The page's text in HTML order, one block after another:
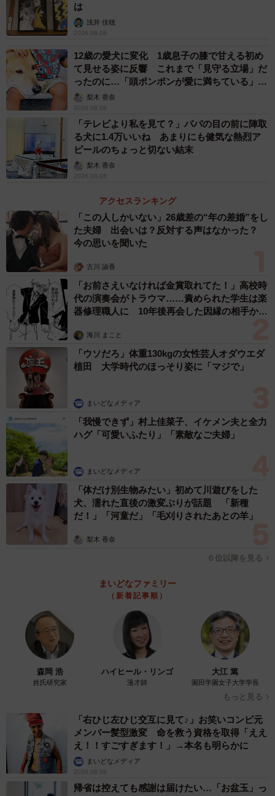
は
浅井 佳穂
2026.08.08
12歳の愛犬に変化 1歳息子の膝で甘える初め
て見せる姿に反響 これまで「見守る立場」だ
ったのに…「頭ポンポンが愛に満ちている」
「尊…」
梨木 香奈
2026.08.08
「テレビより私を見て？」パパの目の前に陣取
る犬に1.4万いいね あまりにも健気な熱烈ア
ピールのちょっと切ない結末
梨木 香奈
2026.08.08
アクセスランキング
「この人しかいない」26歳差の“年の差婚”をし
た夫婦 出会いは？反対する声はなかった？
今の思いを聞いた
古川 諭香
「お前さえいなければ金賞取れてた！」高校時
代の演奏会がトラウマ……責められた学生は楽
器修理職人に 10年後再会した因縁の相手から
海川 まこと
「ウソだろ」体重130kgの女性芸人オダウエダ
植田 大学時代のほっそり姿に「マジで」
まいどなメディア
「我慢できず」村上佳菜子、イケメン夫と全力
ハグ「可愛いふたり」「素敵なご夫婦」
まいどなメディア
「体だけ別生物みたい」初めて川遊びをした
犬、濡れた直後の激変ぶりが話題 「新種
だ！」「河童だ」「毛刈りされたあとの羊」
梨木 香奈
６位以降を見る
まいどなファミリー
（新着記事順）
森岡 浩
姓氏研究家
ハイヒール・リンゴ
漫才師
大江 篤
園田学園女子大学学長
もっと見る
「右ひじ左ひじ交互に見て♪」お笑いコンビ元
メンバー髪型激変 命を救う資格を取得「ええ
え！！すごすぎます！」→本名も明らかに
まいどなメディア
2026.08.09
帰省は控えても感謝は届けたい…「お盆玉」っ